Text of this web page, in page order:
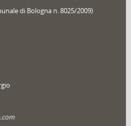
di Bologna n. 8025/2009)